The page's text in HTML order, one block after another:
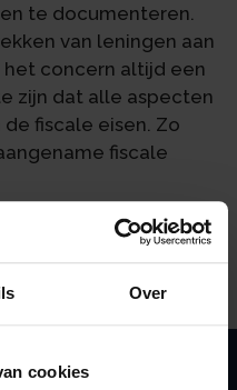
Over
cookies
te documenteren.
van leningen aan
concern altijd een
zijn dat alle aspecten
fiscale eisen. Zo
fiscale
|